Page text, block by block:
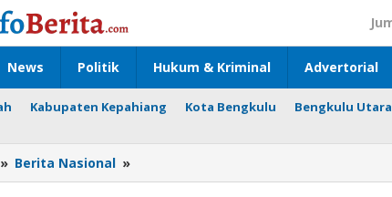
News Politik Hukum & Kriminal Advertorial
Kabupaten Kepahiang Kota Bengkulu Bengkulu Utara
» Berita Nasional »
Lir-